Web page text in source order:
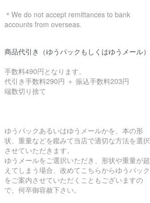
＊We do not accept remittances to bank
accounts from overseas.
商品代引き（ゆうパックもしくはゆうメール）
手数料490円となります。
代引き手数料290円 ＋ 振込手数料203円
端数切り捨て
ゆうパックあるいはゆうメールかを、本の形
状、重量などを鑑みて当店で適切な方法を選択
させていただきます。
ゆうメールをご選択いただき、形状や重量が超
えてしまう場合、改めてこちらからゆうパック
をご案内させていただくこともございますの
で、何卒御容赦下さい。